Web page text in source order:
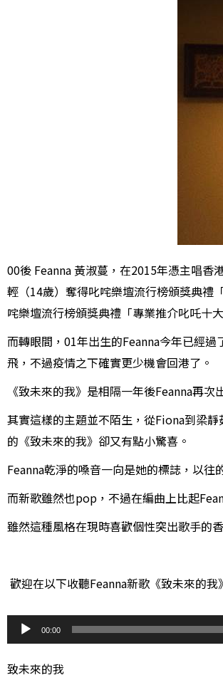
00後 Feanna 黃淑蔓，在2015年憑主唱
輕（14歲）奪得叱咤樂壇流行榜頒獎典禮
咤樂壇流行榜頒獎典禮「專業推介叱吒十
而轉眼間，01年出生的Feanna今年已經
飛，不過疫情之下確實更少機會回港了。
《致未來的我》是相隔一年後Feanna再次
其實這樣的主題並不陌生，從Fiona到梁
的《致未來的我》卻又有點小驚喜。
Feanna乾淨的嗓音一向是她的標誌，以
而新歌雖然也pop，不過在編曲上比起
雖然這種風格在現時喜歡個性突出歌手的
歡迎在以下收聽Feanna新歌 《致未來的我
訊
播
00:00
致未來的我